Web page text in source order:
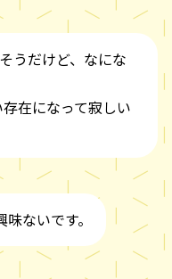
うだけど、なにな
在になって寂しい
ないです。